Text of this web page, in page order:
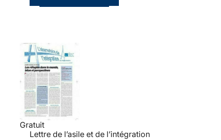
Gratuit
Lettre de l’asile et de l’intégration